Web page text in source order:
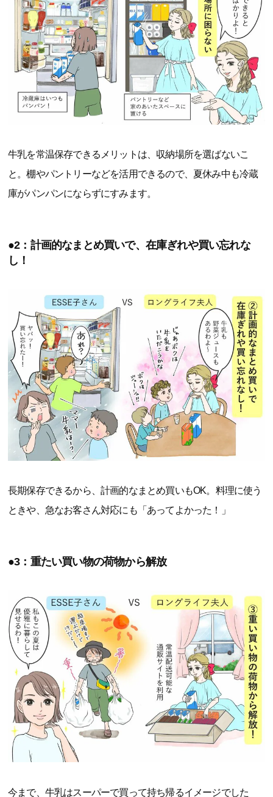
牛乳を常温保存できるメリットは、収納場所を選ばないこ
と。棚やパントリーなどを活用できるので、夏休み中も冷蔵
庫がパンパンにならずにすみます。
●2：計画的なまとめ買いで、在庫ぎれや買い忘れな
し！
長期保存できるから、計画的なまとめ買いもOK。料理に使う
ときや、急なお客さん対応にも「あってよかった！」
●3：重たい買い物の荷物から解放
今まで、牛乳はスーパーで買って持ち帰るイメージでした